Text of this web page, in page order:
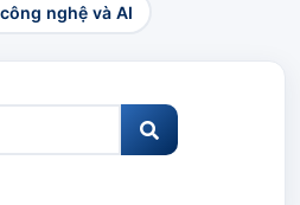
nghệ và AI